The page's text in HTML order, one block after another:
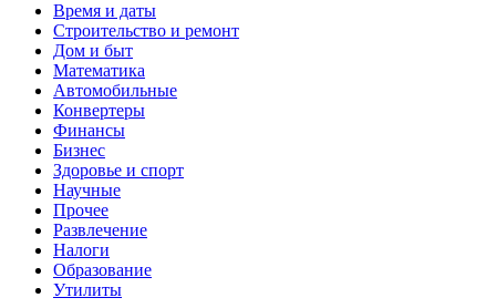
Время и даты
Строительство и ремонт
Дом и быт
Математика
Автомобильные
Конвертеры
Финансы
Бизнес
Здоровье и спорт
Научные
Прочее
Развлечение
Налоги
Образование
Утилиты